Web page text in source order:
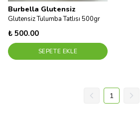
Burbella Glutensiz
Glutensiz Tulumba Tatlısı 500gr
₺ 500.00
SEPETE EKLE
1